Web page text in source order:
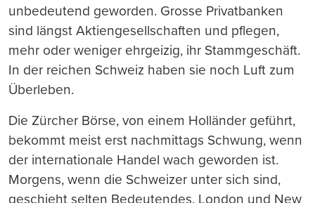
unbedeutend geworden. Grosse Privatbanken
sind längst Aktiengesellschaften und pflegen,
mehr oder weniger ehrgeizig, ihr Stammgeschäft.
In der reichen Schweiz haben sie noch Luft zum
Überleben.
Die Zürcher Börse, von einem Holländer geführt,
bekommt meist erst nachmittags Schwung, wenn
der internationale Handel wach geworden ist.
Morgens, wenn die Schweizer unter sich sind,
geschieht selten Bedeutendes. London und New